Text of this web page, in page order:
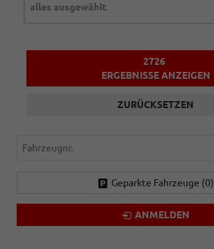
alles ausgewählt
2726
ERGEBNISSE ANZEIGEN
ZURÜCKSETZEN
Fahrzeugnr.
Geparkte Fahrzeuge (0)
ANMELDEN